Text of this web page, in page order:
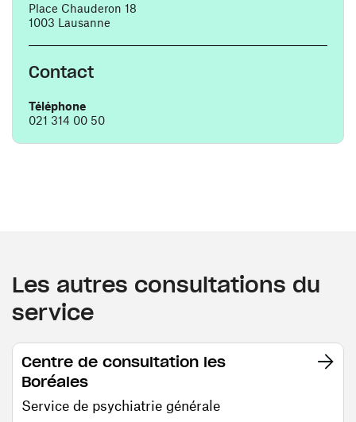
Place Chauderon 18
1003 Lausanne
Contact
Téléphone
021 314 00 50
Les autres consultations du
service
Centre de consultation les
Boréales
Service de psychiatrie générale